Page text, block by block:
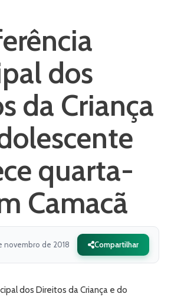
dos
da Criança
quarta-
Camacã
novembro de 2018 Compartilhar
dos Direitos da Criança e do